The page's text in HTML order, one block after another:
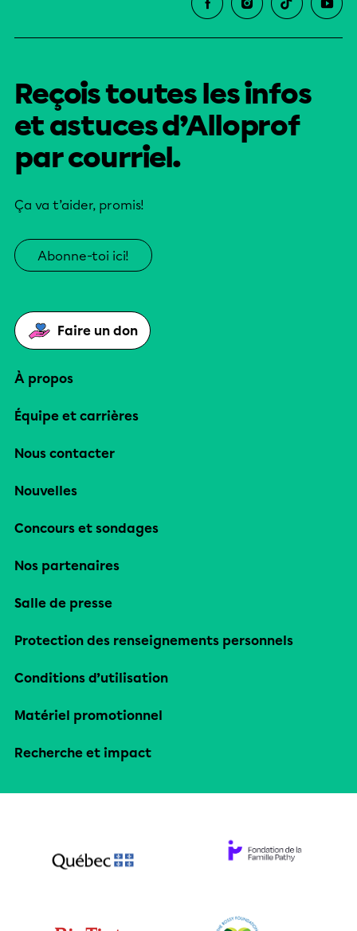
Reçois toutes les infos
et astuces d’Alloprof
par courriel.
Ça va t’aider, promis!
Abonne-toi ici!
Faire un don
À propos
Équipe et carrières
Nous contacter
Nouvelles
Concours et sondages
Nos partenaires
Salle de presse
Protection des renseignements personnels
Conditions d’utilisation
Matériel promotionnel
Recherche et impact